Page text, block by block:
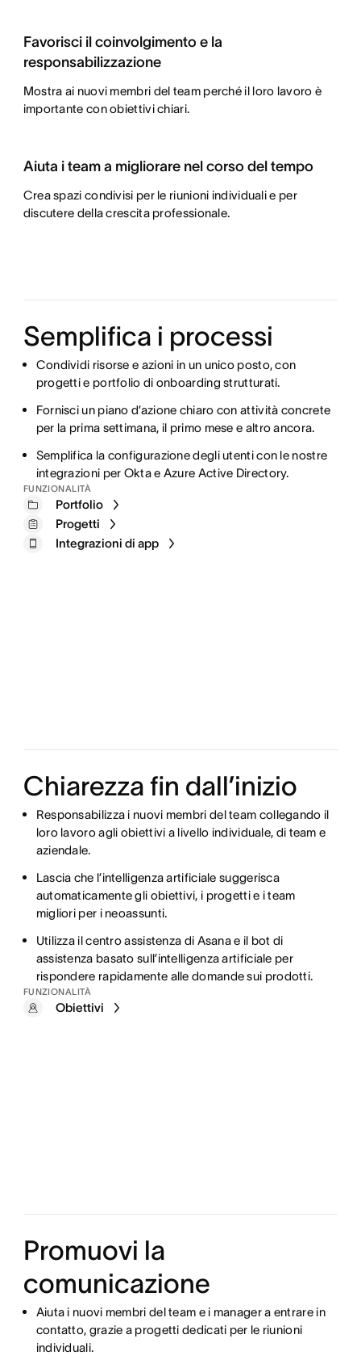
Favorisci il coinvolgimento e la
responsabilizzazione
Mostra ai nuovi membri del team perché il loro lavoro è
importante con obiettivi chiari.
Aiuta i team a migliorare nel corso del tempo
Crea spazi condivisi per le riunioni individuali e per
discutere della crescita professionale.
Semplifica i processi
Condividi risorse e azioni in un unico posto, con
progetti e portfolio di onboarding strutturati.
Fornisci un piano d’azione chiaro con attività concrete
per la prima settimana, il primo mese e altro ancora.
Semplifica la configurazione degli utenti con le nostre
integrazioni per Okta e Azure Active Directory.
FUNZIONALITÀ
Portfolio
Progetti
Integrazioni di app
Chiarezza fin dall’inizio
Responsabilizza i nuovi membri del team collegando il
loro lavoro agli obiettivi a livello individuale, di team e
aziendale.
Lascia che l’intelligenza artificiale suggerisca
automaticamente gli obiettivi, i progetti e i team
migliori per i neoassunti.
Utilizza il centro assistenza di Asana e il bot di
assistenza basato sull’intelligenza artificiale per
rispondere rapidamente alle domande sui prodotti.
FUNZIONALITÀ
Obiettivi
Promuovi la
comunicazione
Aiuta i nuovi membri del team e i manager a entrare in
contatto, grazie a progetti dedicati per le riunioni
individuali.